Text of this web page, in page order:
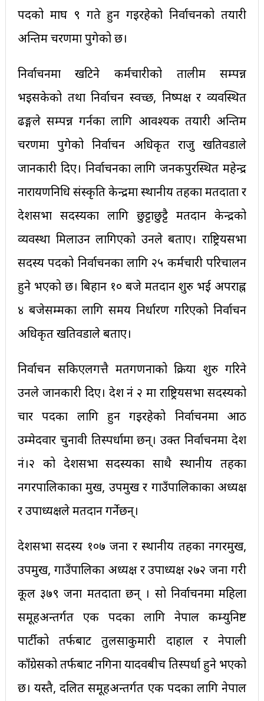
पदको माघ ९ गते हुन गइरहेको निर्वाचनको तयारी
अन्तिम चरणमा पुगेको छ।
निर्वाचनमा खटिने कर्मचारीको तालीम सम्पन्न
भइसकेको तथा निर्वाचन स्वच्छ, निष्पक्ष र व्यवस्थित
ढङ्गले सम्पन्न गर्नका लागि आवश्यक तयारी अन्तिम
चरणमा पुगेको निर्वाचन अधिकृत राजु खतिवडाले
जानकारी दिए। निर्वाचनका लागि जनकपुरस्थित महेन्द्र
नारायणनिधि संस्कृति केन्द्रमा स्थानीय तहका मतदाता र
प्रदेशसभा सदस्यका लागि छुट्टाछुट्टै मतदान केन्द्रको
व्यवस्था मिलाउन लागिएको उनले बताए। राष्ट्रियसभा
सदस्य पदको निर्वाचनका लागि २५ कर्मचारी परिचालन
हुने भएको छ। बिहान १० बजे मतदान शुरु भई अपराह्न
४ बजेसम्मका लागि समय निर्धारण गरिएको निर्वाचन
अधिकृत खतिवडाले बताए।
निर्वाचन सकिएलगत्तै मतगणनाको प्रक्रिया शुरु गरिने
उनले जानकारी दिए। प्रदेश नंं २ मा राष्ट्रियसभा सदस्यको
चार पदका लागि हुन गइरहेको निर्वाचनमा आठ
उम्मेदवार चुनावी प्रतिस्पर्धामा छन्। उक्त निर्वाचनमा प्रदेश
नं।२ को प्रदेशसभा सदस्यका साथै स्थानीय तहका
नगरपालिकाका प्रमुख, उपप्रमुख र गाउँपालिकाका अध्यक्ष
र उपाध्यक्षले मतदान गर्नेछन्।
प्रदेशसभा सदस्य १०७ जना र स्थानीय तहका नगरप्रमुख,
उपप्रमुख, गाउँपालिका अध्यक्ष र उपाध्यक्ष २७२ जना गरी
कूल ३७९ जना मतदाता छन् । सो निर्वाचनमा महिला
समूहअन्तर्गत एक पदका लागि नेपाल कम्युनिष्ट
पार्टीको तर्फबाट तुलसाकुमारी दाहाल र नेपाली
काँग्रेसको तर्फबाट नगिना यादवबीच प्रतिस्पर्धा हुने भएको
छ। यस्तै, दलित समूहअन्तर्गत एक पदका लागि नेपाल